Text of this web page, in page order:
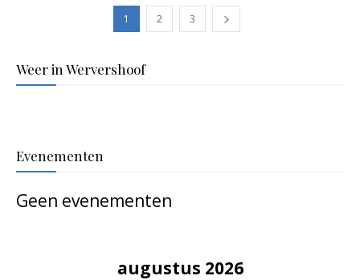
1 2 3
Weer in Wervershoof
Evenementen
Geen evenementen
augustus 2026